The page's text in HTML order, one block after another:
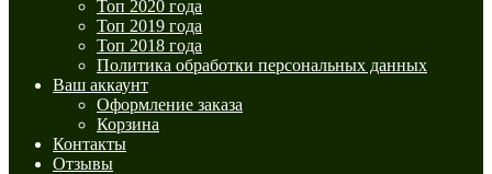
Топ 2020 года
Топ 2019 года
Топ 2018 года
Политика обработки персональных данных
Ваш аккаунт
Оформление заказа
Корзина
Контакты
Отзывы